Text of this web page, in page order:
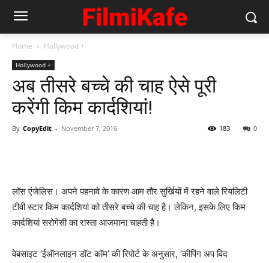
Home Hollywood +
Hollywood +
अब तीसरे बच्‍चे की चाह ऐसे पूरी
करेंगी किम कार्दशियां!
By CopyEdit - November 7, 2016 0
183
लॉस एंजेलिस। अपने पहनावे के कारण आम तौर सुर्खियों में रहने वाले रियलिटी
टीवी स्टार किम कार्दशियां को तीसरे बच्‍चे की चाह है। लेकिन, इसके लिए किम
कार्दशियां सरोगेसी का रास्‍ता आजमाना चाहती हैं।
वेबसाइट ‘ईऑनलाइन डॉट कॉम’ की रिपोर्ट के अनुसार, ‘कीपिंग अप विद